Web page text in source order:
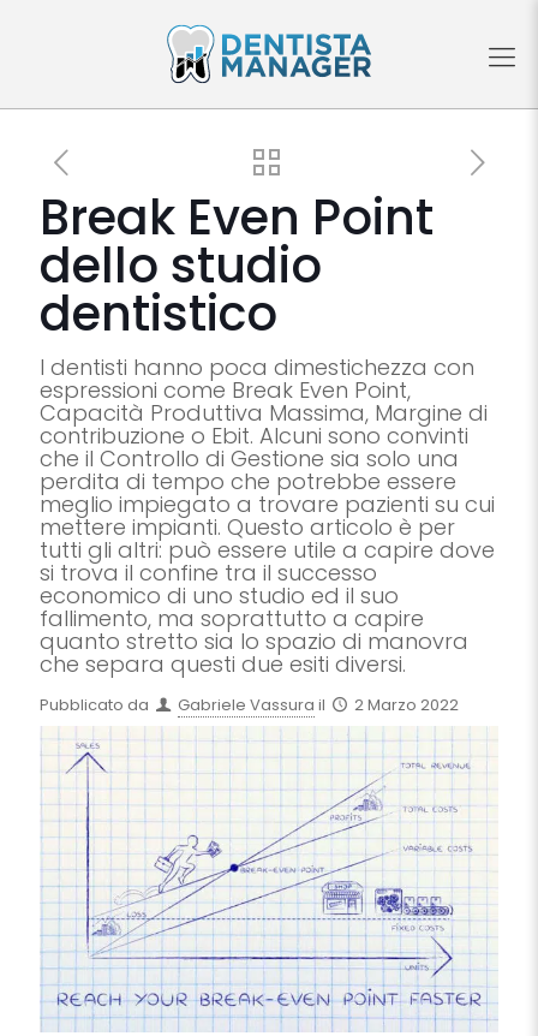
Break Even Point
dello studio
dentistico
I dentisti hanno poca dimestichezza con
espressioni come Break Even Point,
Capacità Produttiva Massima, Margine di
contribuzione o Ebit. Alcuni sono convinti
che il Controllo di Gestione sia solo una
perdita di tempo che potrebbe essere
meglio impiegato a trovare pazienti su cui
mettere impianti. Questo articolo è per
tutti gli altri: può essere utile a capire dove
si trova il confine tra il successo
economico di uno studio ed il suo
fallimento, ma soprattutto a capire
quanto stretto sia lo spazio di manovra
che separa questi due esiti diversi.
Pubblicato da Gabriele Vassura il 2 Marzo 2022